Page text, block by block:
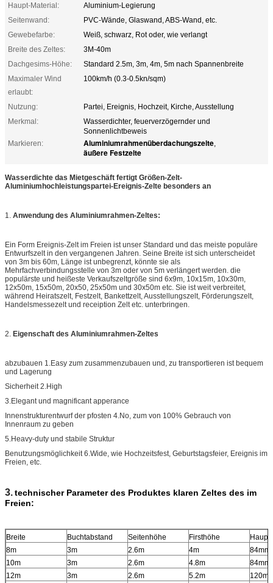
Haupt-Material:
Aluminium-Legierung
Seitenwand:
PVC-Wände, Glaswand, ABS-Wand, etc.
Gewebefarbe:
Weiß, schwarz, Rot oder, wie verlangt
Breite des Zeltes:
3M-40m
Dachgesims-Höhe:
Standard 2.5m, 3m, 4m, 5m nach Spannenbreite
Maximaler Wind
erlaubt:
100km/h (0.3-0.5kn/sqm)
Nutzung:
Partei, Ereignis, Hochzeit, Kirche, Ausstellung
Merkmal:
Wasserdichter, feuerverzögernder und
Sonnenlichtbeweis
Markieren:
Aluminiumrahmenüberdachungszelte,
äußere Festzelte
Wasserdichte das Mietgeschäft fertigt Größen-Zelt-
Aluminiumhochleistungspartei-Ereignis-Zelte besonders an
1. Anwendung des Aluminiumrahmen-Zeltes:
Ein Form Ereignis-Zelt im Freien ist unser Standard und das meiste populäre
Entwurfszelt in den vergangenen Jahren. Seine Breite ist sich unterscheidet
von 3m bis 60m, Länge ist unbegrenzt, könnte sie als
Mehrfachverbindungsstelle von 3m oder von 5m verlängert werden. die
populärste und heißeste Verkaufszeltgröße sind 6x9m, 10x15m, 10x30m,
12x50m, 15x50m, 20x50, 25x50m und 30x50m etc. Sie ist weit verbreitet,
während Heiratszelt, Festzelt, Bankettzelt, Ausstellungszelt, Förderungszelt,
Handelsmessezelt und receiption Zelt etc. unterbringen.
2. Eigenschaft des Aluminiumrahmen-Zeltes
abzubauen 1.Easy zum zusammenzubauen und, zu transportieren ist bequem
und Lagerung
Sicherheit 2.High
3.Elegant und magnificant apperance
Innenstrukturentwurf der pfosten 4.No, zum von 100% Gebrauch von
Innenraum zu geben
5.Heavy-duty und stabile Struktur
Benutzungsmöglichkeit 6.Wide, wie Hochzeitsfest, Geburtstagsfeier, Ereignis im
Freien, etc.
3.technischer Parameter des Produktes klaren Zeltes des im
Freien:
Breite Buchtabstand Seitenhöhe Firsthöhe
8m
3m 2.6m 4m
10m
3m 2.6m 4.8m
12m
3m 2.6m 5.2m